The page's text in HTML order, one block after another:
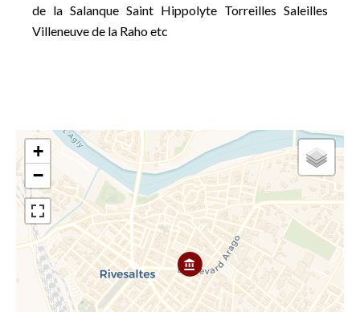
de la Salanque Saint Hippolyte Torreilles Saleilles
Villeneuve de la Raho etc
+
−